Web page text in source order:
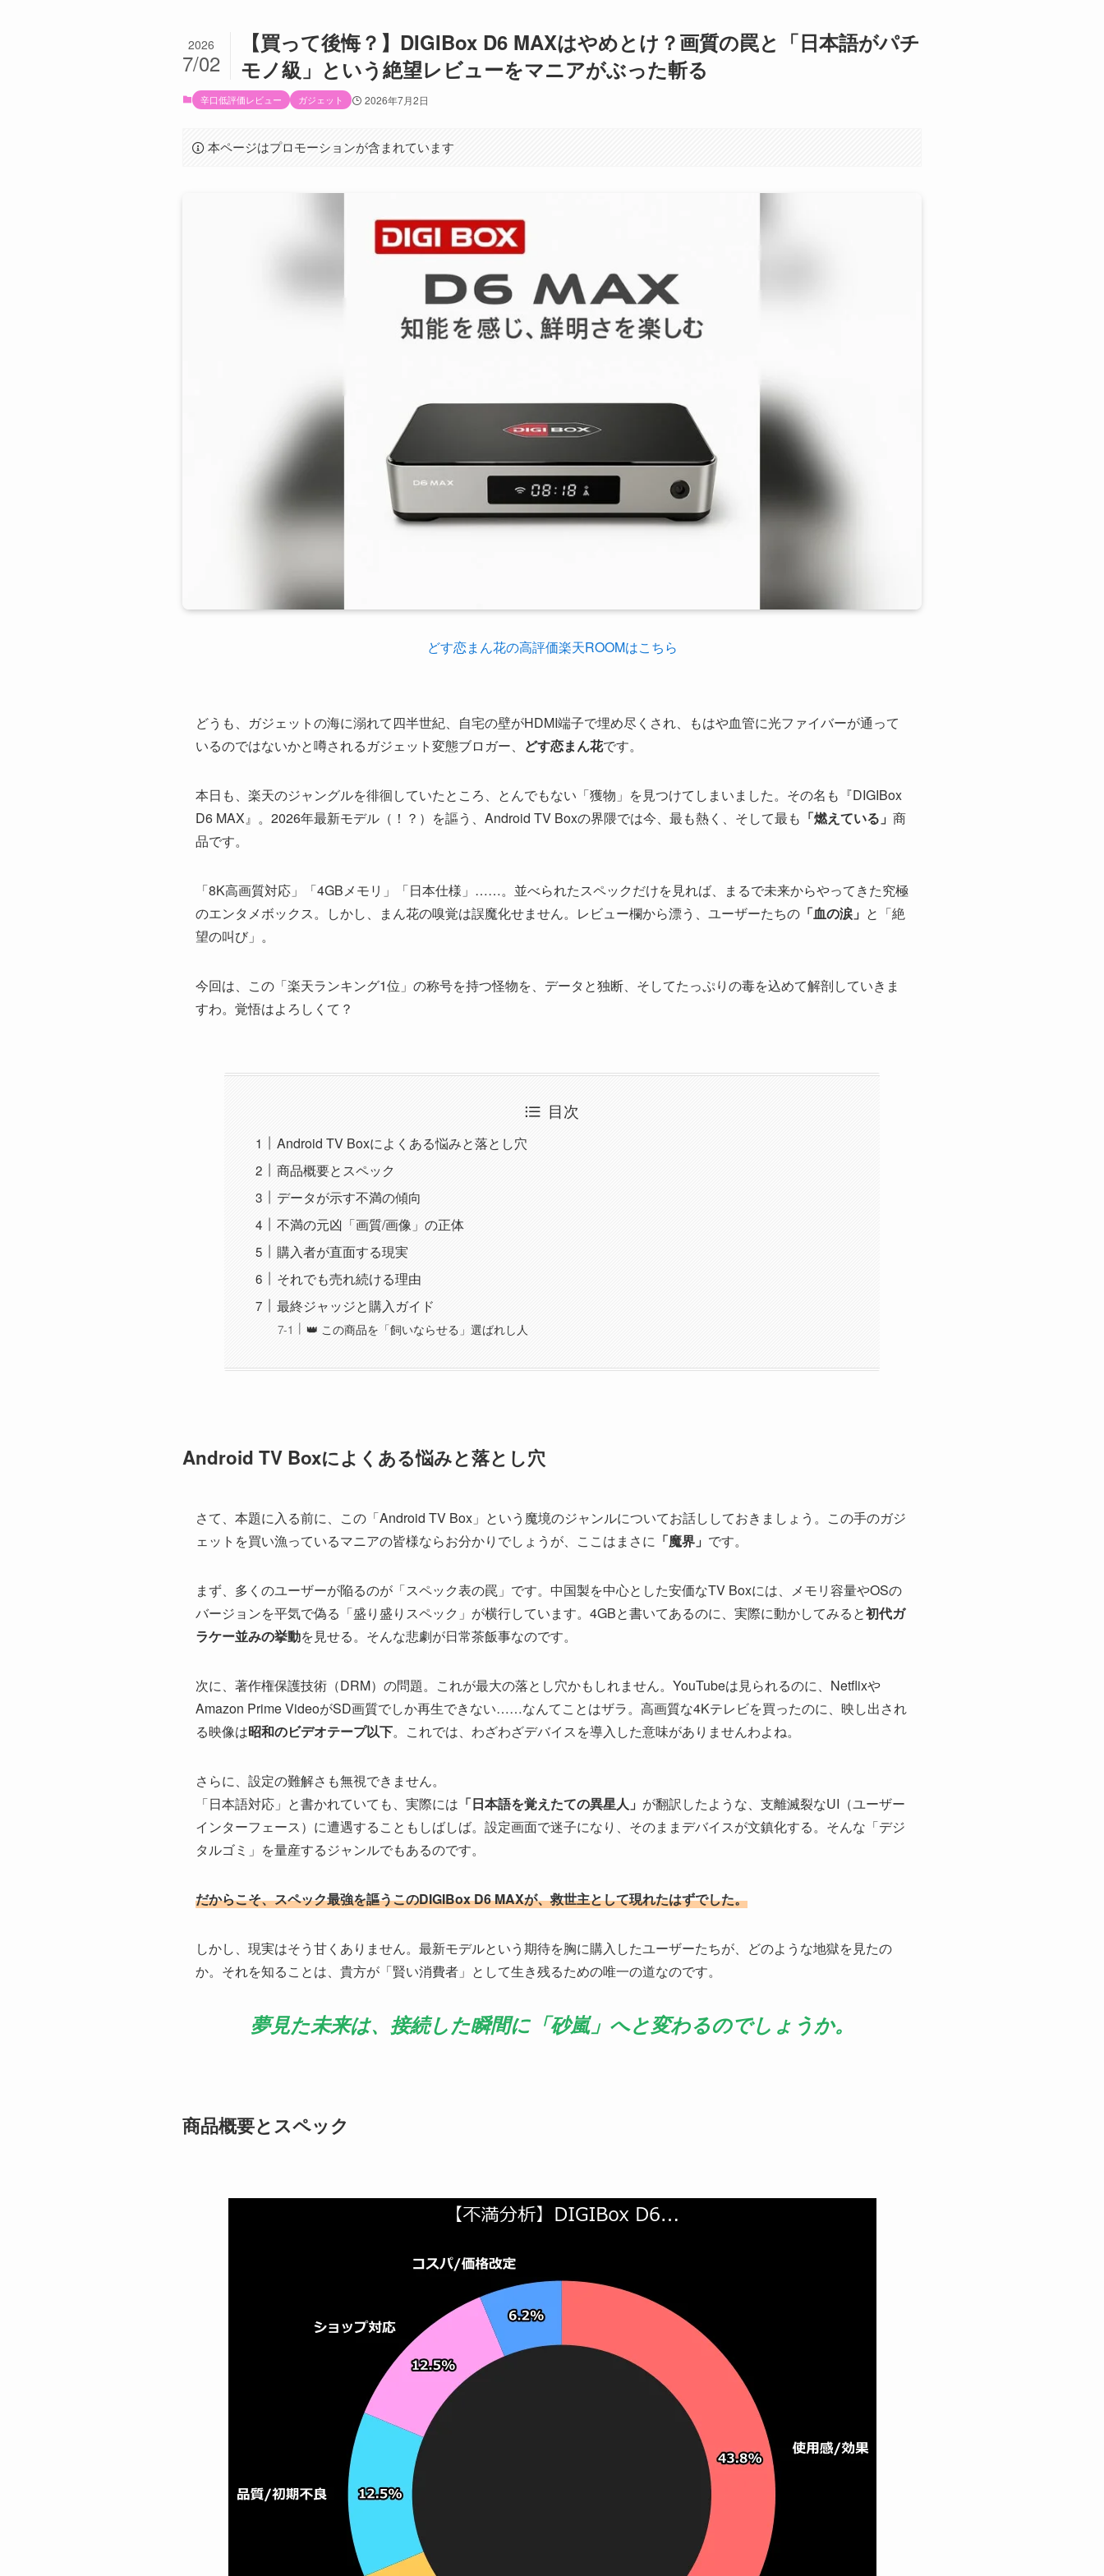
【買って後悔？】DIGIBox D6 MAXはやめとけ？画質の罠と「日本語がパチ
モノ級」という絶望レビューをマニアがぶった斬る
2026
7/02
辛口低評価レビュー ガジェット 2026年7月2日
本ページはプロモーションが含まれています
どす恋まん花の高評価楽天ROOMはこちら
どうも、ガジェットの海に溺れて四半世紀、自宅の壁がHDMI端子で埋め尽くされ、もはや血管に光ファイバーが通って
いるのではないかと噂されるガジェット変態ブロガー、 どす恋まん花です。
本日も、楽天のジャングルを徘徊していたところ、とんでもない「獲物」を見つけてしまいました。その名も『DIGIBox
D6 MAX』。2026年最新モデル（！？）を謳う、Android TV Boxの界隈では今、最も熱く、そして最も 「燃えている」 商
品です。
「8K高画質対応」「4GBメモリ」「日本仕様」……。並べられたスペックだけを見れば、まるで未来からやってきた究極
のエンタメボックス。しかし、まん花の嗅覚は誤魔化せません。レビュー欄から漂う、ユーザーたちの 「血の涙」 と「絶
望の叫び」。
今回は、この「楽天ランキング1位」の称号を持つ怪物を、データと独断、そしてたっぷりの毒を込めて解剖していきま
すわ。覚悟はよろしくて？
目次
Android TV Boxによくある悩みと落とし穴
商品概要とスペック
データが示す不満の傾向
不満の元凶「画質/画像」の正体
購入者が直面する現実
それでも売れ続ける理由
最終ジャッジと購入ガイド
👑 この商品を「飼いならせる」選ばれし人
Android TV Boxによくある悩みと落とし穴
さて、本題に入る前に、この「Android TV Box」という魔境のジャンルについてお話ししておきましょう。この手のガジ
ェットを買い漁っているマニアの皆様ならお分かりでしょうが、ここはまさに 「魔界」 です。
まず、多くのユーザーが陥るのが「スペック表の罠」です。中国製を中心とした安価なTV Boxには、メモリ容量やOSの
バージョンを平気で偽る「盛り盛りスペック」が横行しています。4GBと書いてあるのに、実際に動かしてみると初代ガ
ラケー並みの挙動を見せる。そんな悲劇が日常茶飯事なのです。
次に、著作権保護技術（DRM）の問題。これが最大の落とし穴かもしれません。YouTubeは見られるのに、Netflixや
Amazon Prime VideoがSD画質でしか再生できない……なんてことはザラ。高画質な4Kテレビを買ったのに、映し出され
る映像は昭和のビデオテープ以下。これでは、わざわざデバイスを導入した意味がありませんわよね。
さらに、設定の難解さも無視できません。
「日本語対応」と書かれていても、実際には 「日本語を覚えたての異星人」 が翻訳したような、支離滅裂なUI（ユーザー
インターフェース）に遭遇することもしばしば。設定画面で迷子になり、そのままデバイスが文鎮化する。そんな「デジ
タルゴミ」を量産するジャンルでもあるのです。
だからこそ、スペック最強を謳うこのDIGIBox D6 MAXが、救世主として現れたはずでした。
しかし、現実はそう甘くありません。最新モデルという期待を胸に購入したユーザーたちが、どのような地獄を見たの
か。それを知ることは、貴方が「賢い消費者」として生き残るための唯一の道なのです。
夢見た未来は、接続した瞬間に「砂嵐」へと変わるのでしょうか。
商品概要とスペック